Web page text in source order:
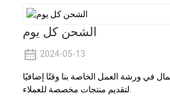
الشحن كل يوم
2024-05-13
في ورشة العمل الخاصة بنا وقتًا إضافيًا